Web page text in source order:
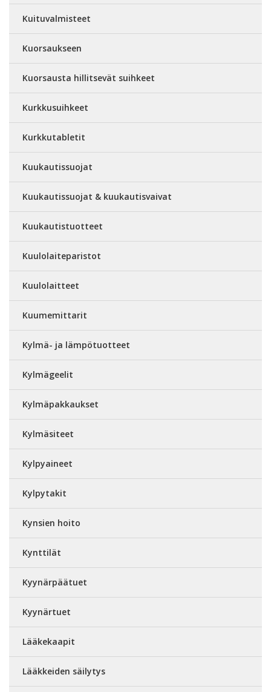
Kuituvalmisteet
Kuorsaukseen
Kuorsausta hillitsevät suihkeet
Kurkkusuihkeet
Kurkkutabletit
Kuukautissuojat
Kuukautissuojat & kuukautisvaivat
Kuukautistuotteet
Kuulolaiteparistot
Kuulolaitteet
Kuumemittarit
Kylmä- ja lämpötuotteet
Kylmägeelit
Kylmäpakkaukset
Kylmäsiteet
Kylpyaineet
Kylpytakit
Kynsien hoito
Kynttilät
Kyynärpäätuet
Kyynärtuet
Lääkekaapit
Lääkkeiden säilytys